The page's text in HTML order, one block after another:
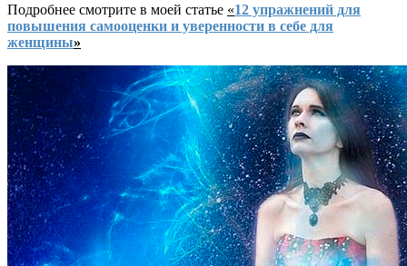
Подробнее смотрите в моей статье «12 упражнений для
повышения самооценки и уверенности в себе для
женщины»